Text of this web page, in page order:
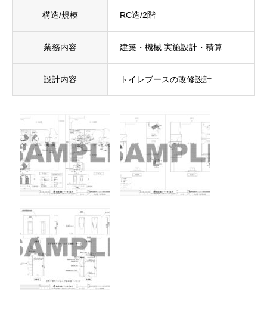
構造/規模 RC造/2階
業務内容 建築・機械 実施設計・積算
設計内容 トイレブースの改修設計